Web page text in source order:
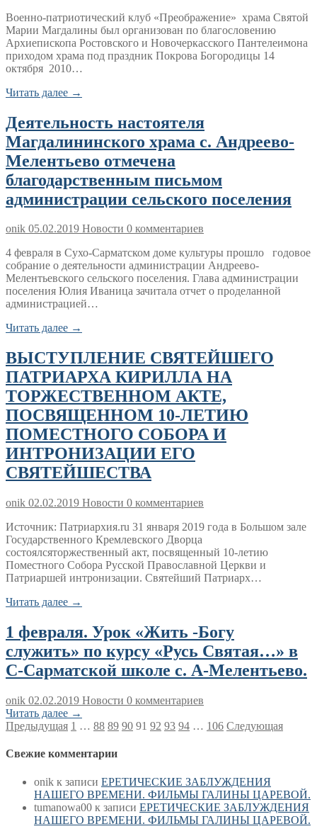
Военно-патриотический клуб «Преображение» храма Святой
Марии Магдалины был организован по благословению
Архиепископа Ростовского и Новочеркасского Пантелеимона
приходом храма под праздник Покрова Богородицы 14
октября 2010…
Читать далее →
Деятельность настоятеля
Магдалининского храма с. Андреево-
Мелентьево отмечена
благодарственным письмом
администрации сельского поселения
onik 05.02.2019 Новости 0 комментариев
4 февраля в Сухо-Сарматском доме культуры прошло годовое
собрание о деятельности администрации Андреево-
Мелентьевского сельского поселения. Глава администрации
поселения Юлия Иваница зачитала отчет о проделанной
администрацией…
Читать далее →
ВЫСТУПЛЕНИЕ СВЯТЕЙШЕГО
ПАТРИАРХА КИРИЛЛА НА
ТОРЖЕСТВЕННОМ АКТЕ,
ПОСВЯЩЕННОМ 10-ЛЕТИЮ
ПОМЕСТНОГО СОБОРА И
ИНТРОНИЗАЦИИ ЕГО
СВЯТЕЙШЕСТВА
onik 02.02.2019 Новости 0 комментариев
Источник: Патриархия.ru 31 января 2019 года в Большом зале
Государственного Кремлевского Дворца
состоялсяторжественный акт, посвященный 10-летию
Поместного Собора Русской Православной Церкви и
Патриаршей интронизации. Святейший Патриарх…
Читать далее →
1 февраля. Урок «Жить -Богу
служить» по курсу «Русь Святая…» в
С-Сарматской школе с. А-Мелентьево.
onik 02.02.2019 Новости 0 комментариев
Читать далее →
Пагинация
записей
Предыдущая 1 … 88 89 90 91 92 93 94 … 106 Следующая
Свежие комментарии
onik к записи ЕРЕТИЧЕСКИЕ ЗАБЛУЖДЕНИЯ
НАШЕГО ВРЕМЕНИ. ФИЛЬМЫ ГАЛИНЫ ЦАРЕВОЙ.
tumanowa00 к записи ЕРЕТИЧЕСКИЕ ЗАБЛУЖДЕНИЯ
НАШЕГО ВРЕМЕНИ. ФИЛЬМЫ ГАЛИНЫ ЦАРЕВОЙ.